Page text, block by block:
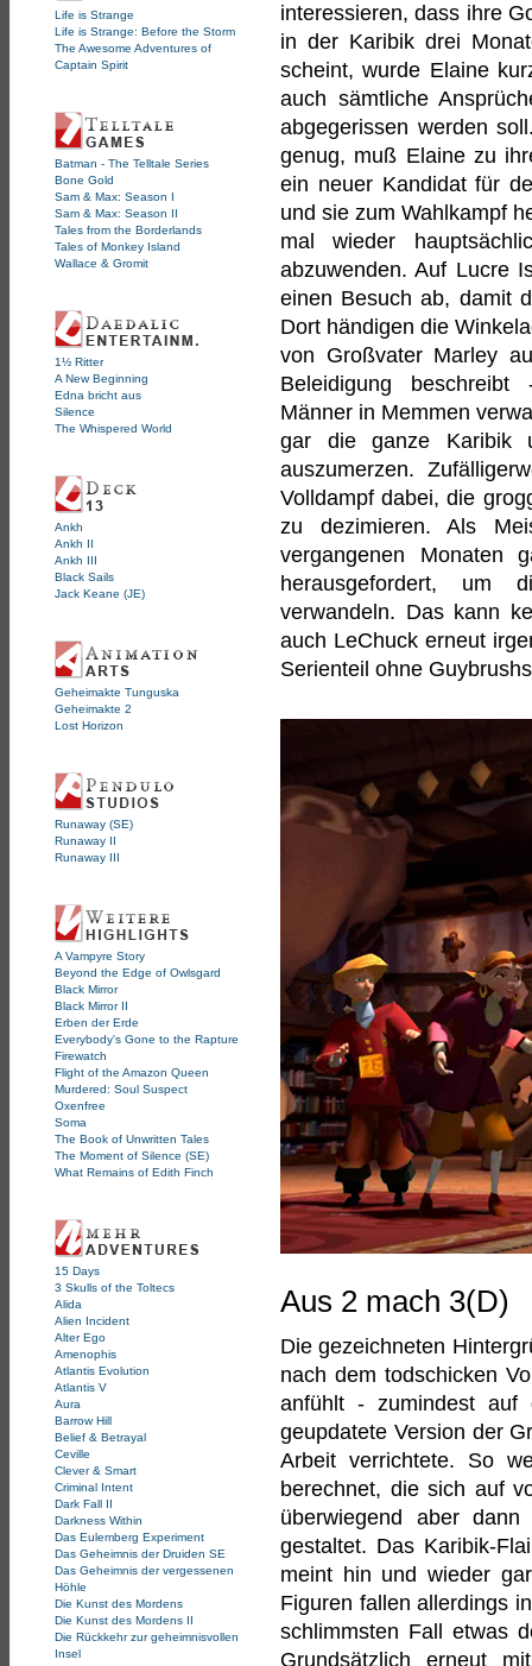
Life is Strange
Life is Strange: Before the Storm
The Awesome Adventures of
Captain Spirit
Batman - The Telltale Series
Bone Gold
Sam & Max: Season I
Sam & Max: Season II
Tales from the Borderlands
Tales of Monkey Island
Wallace & Gromit
1½ Ritter
A New Beginning
Edna bricht aus
Silence
The Whispered World
Ankh
Ankh II
Ankh III
Black Sails
Jack Keane (JE)
Geheimakte Tunguska
Geheimakte 2
Lost Horizon
Runaway (SE)
Runaway II
Runaway III
A Vampyre Story
Beyond the Edge of Owlsgard
Black Mirror
Black Mirror II
Erben der Erde
Everybody's Gone to the Rapture
Firewatch
Flight of the Amazon Queen
Murdered: Soul Suspect
Oxenfree
Soma
The Book of Unwritten Tales
The Moment of Silence (SE)
What Remains of Edith Finch
15 Days
3 Skulls of the Toltecs
Alida
Alien Incident
Alter Ego
Amenophis
Atlantis Evolution
Atlantis V
Aura
Barrow Hill
Belief & Betrayal
Ceville
Clever & Smart
Criminal Intent
Dark Fall II
Darkness Within
Das Eulemberg Experiment
Das Geheimnis der Druiden SE
Das Geheimnis der vergessenen
Höhle
Die Kunst des Mordens
Die Kunst des Mordens II
Die Rückkehr zur geheimnisvollen
Insel
interessieren, dass ihre
in der Karibik drei
scheint, wurde Elaine
auch sämtliche
abgegerissen werden
genug, muß Elaine zu
ein neuer Kandidat für
und sie zum Wahlkampf
mal wieder
abzuwenden. Auf Lucre
einen Besuch ab, damit
Dort händigen die
von Großvater Marley
Beleidigung beschreibt
Männer in Memmen
gar die ganze Karibik
auszumerzen.
Volldampf dabei, die
zu dezimieren. Als
vergangenen Monaten
herausgefordert, um
verwandeln. Das kann
auch LeChuck erneut
Serienteil ohne
Aus 2 mach 3(D)
Die gezeichneten
nach dem todschicken
anfühlt - zumindest auf
geupdatete Version der
Arbeit verrichtete. So
berechnet, die sich auf
überwiegend aber
gestaltet. Das Karibik-
meint hin und wieder
Figuren fallen allerdings
schlimmsten Fall etwas
Grundsätzlich erneut